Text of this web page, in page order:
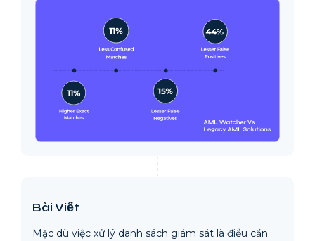
Bài Viết
Mặc dù việc xử lý danh sách giám sát là điều cần